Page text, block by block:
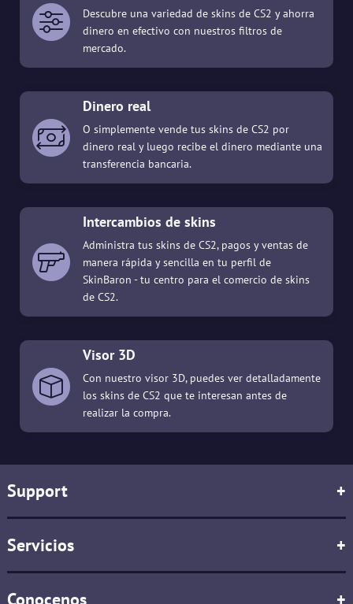
Descubre una variedad de skins de CS2 y ahorra
dinero en efectivo con nuestros filtros de
mercado.
Dinero real
O simplemente vende tus skins de CS2 por
dinero real y luego recibe el dinero mediante una
transferencia bancaria.
Intercambios de skins
Administra tus skins de CS2, pagos y ventas de
manera rápida y sencilla en tu perfil de
SkinBaron - tu centro para el comercio de skins
de CS2.
Visor 3D
Con nuestro visor 3D, puedes ver detalladamente
los skins de CS2 que te interesan antes de
realizar la compra.
Support +
Servicios +
Conocenos +